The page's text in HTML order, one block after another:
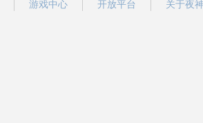
游戏中心 开放平台 关于夜